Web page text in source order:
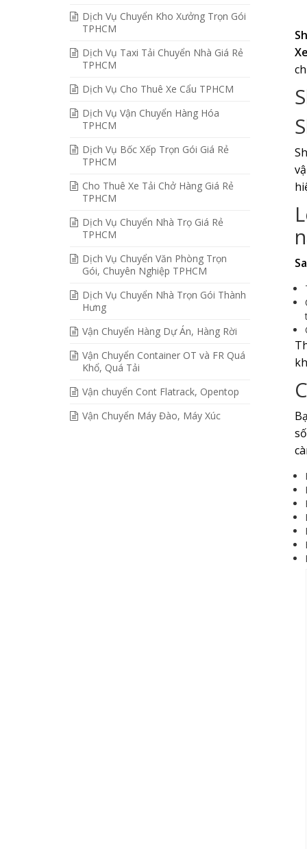
Dịch Vụ Chuyển Kho Xưởng Trọn Gói
TPHCM
Dịch Vụ Taxi Tải Chuyển Nhà Giá Rẻ
TPHCM
Dịch Vụ Cho Thuê Xe Cẩu TPHCM
Dịch Vụ Vận Chuyển Hàng Hóa
TPHCM
Dịch Vụ Bốc Xếp Trọn Gói Giá Rẻ
TPHCM
Cho Thuê Xe Tải Chở Hàng Giá Rẻ
TPHCM
Dịch Vụ Chuyển Nhà Trọ Giá Rẻ
TPHCM
Dịch Vụ Chuyển Văn Phòng Trọn
Gói, Chuyên Nghiệp TPHCM
Dịch Vụ Chuyển Nhà Trọn Gói Thành
Hưng
Vận Chuyển Hàng Dự Án, Hàng Rời
Vận Chuyển Container OT và FR Quá
Khổ, Quá Tải
Vận chuyển Cont Flatrack, Opentop
Vận Chuyển Máy Đào, Máy Xúc